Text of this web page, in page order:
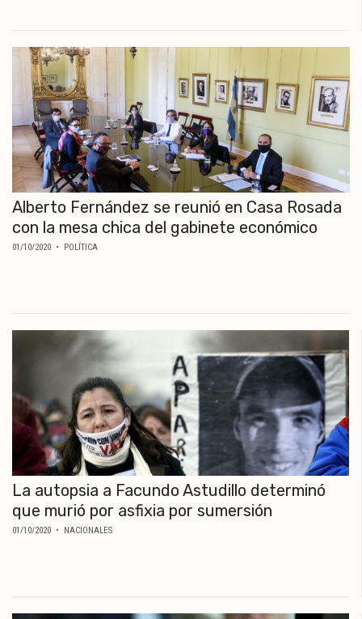
Alberto Fernández se reunió en Casa Rosada
con la mesa chica del gabinete económico
01/10/2020 • POLÍTICA
La autopsia a Facundo Astudillo determinó
que murió por asfixia por sumersión
01/10/2020 • NACIONALES